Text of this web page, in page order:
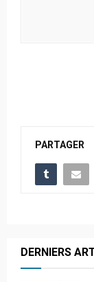
PARTAGER
DERNIERS